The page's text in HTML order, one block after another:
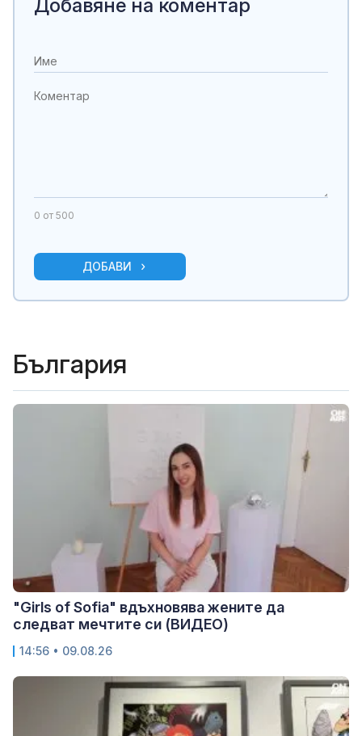
Добавяне на коментар
0 от 500
ДОБАВИ
България
"Girls of Sofia" вдъхновява жените да
следват мечтите си (ВИДЕО)
14:56 • 09.08.26